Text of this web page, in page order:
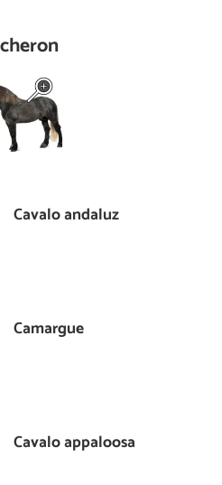
Cavalo andaluz
Camargue
Cavalo appaloosa